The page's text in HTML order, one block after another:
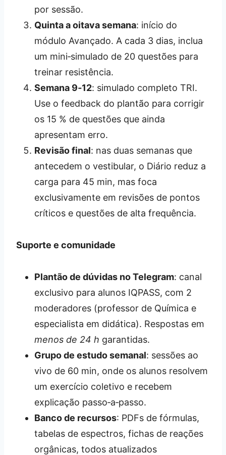
por sessão.
Quinta a oitava semana: início do
módulo Avançado. A cada 3 dias, inclua
um mini‑simulado de 20 questões para
treinar resistência.
Semana 9‑12: simulado completo TRI.
Use o feedback do plantão para corrigir
os 15 % de questões que ainda
apresentam erro.
Revisão final: nas duas semanas que
antecedem o vestibular, o Diário reduz a
carga para 45 min, mas foca
exclusivamente em revisões de pontos
críticos e questões de alta frequência.
Suporte e comunidade
Plantão de dúvidas no Telegram: canal
exclusivo para alunos IQPASS, com 2
moderadores (professor de Química e
especialista em didática). Respostas em
menos de 24 h garantidas.
Grupo de estudo semanal: sessões ao
vivo de 60 min, onde os alunos resolvem
um exercício coletivo e recebem
explicação passo‑a‑passo.
Banco de recursos: PDFs de fórmulas,
tabelas de espectros, fichas de reações
orgânicas, todos atualizados